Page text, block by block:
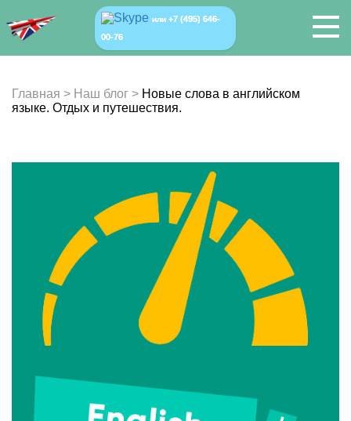
или +7 (495) 646-
00-76
Главная > Наш блог > Новые слова в английском
языке. Отдых и путешествия.